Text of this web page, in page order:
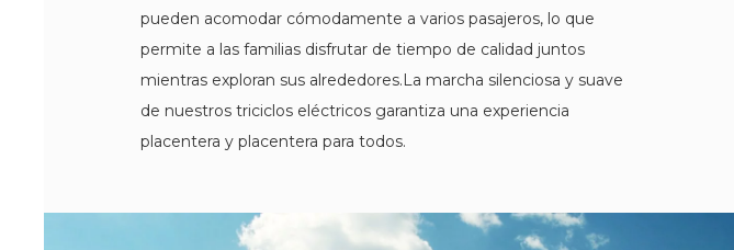
pueden acomodar cómodamente a varios pasajeros, lo que
permite a las familias disfrutar de tiempo de calidad juntos
mientras exploran sus alrededores.La marcha silenciosa y suave
de nuestros triciclos eléctricos garantiza una experiencia
placentera y placentera para todos.